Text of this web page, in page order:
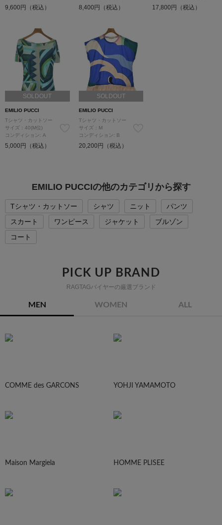
9,600円（税込） 8,400円（税込） 17,800円（税込）
SOLDOUT
EMILIO PUCCI
Tシャツ・カットソー
サイズ：40(M位)
コンディション: A
5,000円（税込）
SOLDOUT
EMILIO PUCCI
Tシャツ・カットソー
サイズ：M
コンディション: B
20,200円（税込）
EMILIO PUCCIの他のカテゴリから探す
Tシャツ・カットソー シャツ ニット
パンツ
スカート
ワンピース ジャケット
ブルゾン
コート
PICK UP BRAND
RAGTAGバイヤーの厳選ブランド
MEN WOMEN ALL
COMME des GARCONS YOHJI YAMAMOTO
Maison Margiela HOMME PLISEE